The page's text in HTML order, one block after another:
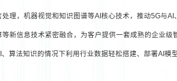
处理，机器视觉和知识图谱等AI核心技术，推动5G与AI
等新信息技术紧密融合，为客户提供一套成熟的企业级
、算法知识的情况下利用行业数据轻松搭建、部署AI模